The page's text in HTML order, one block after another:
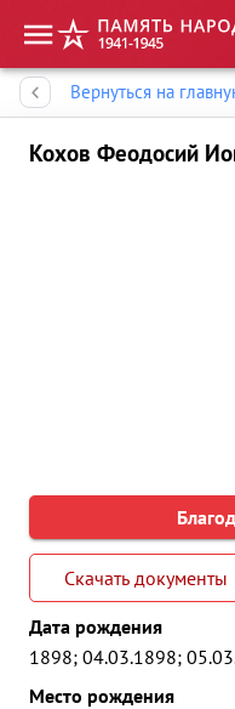
Вернуться на
Кохов Феодосий
Скачать документы
Дата рождения
1898; 04.03.1898;
Место рождения
Память народа